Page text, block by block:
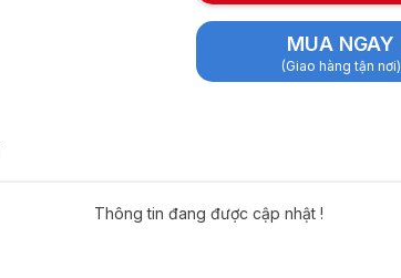
MUA NGAY
(Giao hàng tận nơi)
Thông tin đang được cập nhật !